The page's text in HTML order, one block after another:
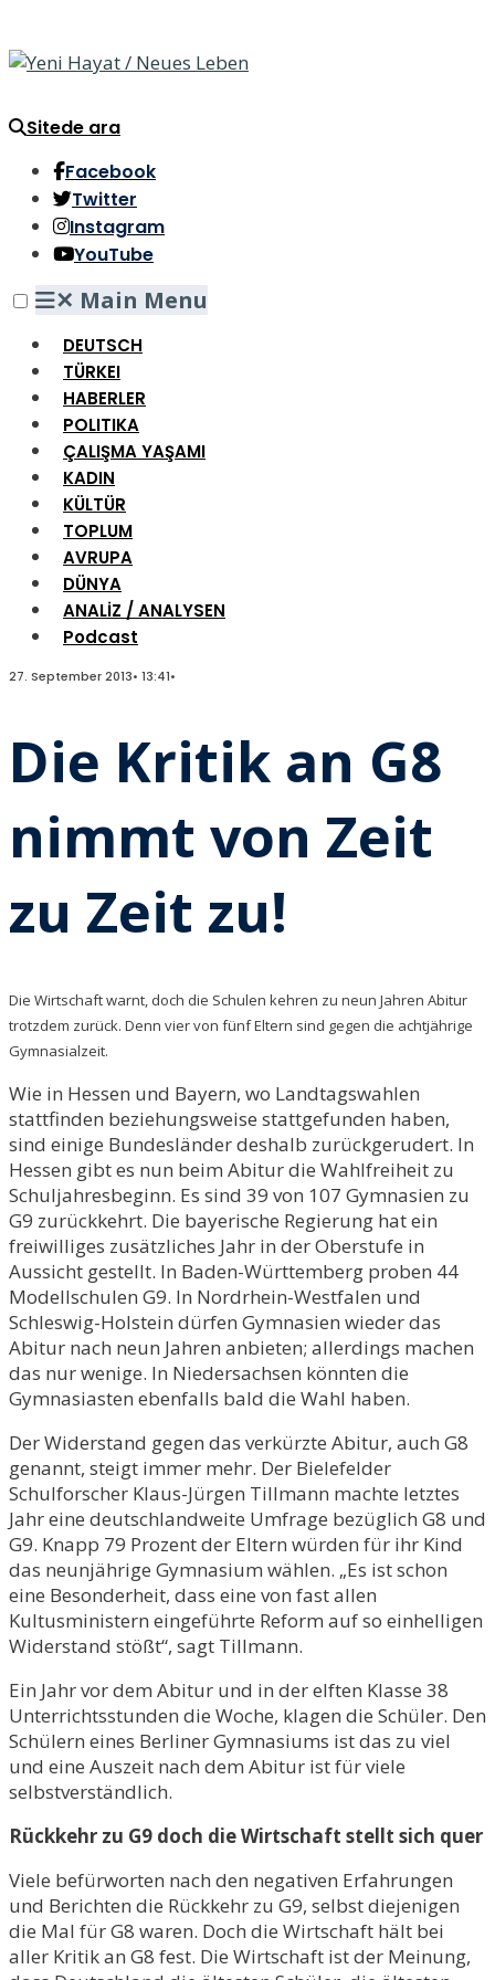
Sitede ara
Facebook
Twitter
Instagram
YouTube
✕ Main Menu
DEUTSCH
TÜRKEI
HABERLER
POLITIKA
ÇALIŞMA YAŞAMI
KADIN
KÜLTÜR
TOPLUM
AVRUPA
DÜNYA
ANALİZ / ANALYSEN
Podcast
27. September 2013• 13:41•
Die Kritik an G8
nimmt von Zeit
zu Zeit zu!
Die Wirtschaft warnt, doch die Schulen kehren zu neun Jahren Abitur
trotzdem zurück. Denn vier von fünf Eltern sind gegen die achtjährige
Gymnasialzeit.
Wie in Hessen und Bayern, wo Landtagswahlen
stattfinden beziehungsweise stattgefunden haben,
sind einige Bundesländer deshalb zurückgerudert. In
Hessen gibt es nun beim Abitur die Wahlfreiheit zu
Schuljahresbeginn. Es sind 39 von 107 Gymnasien zu
G9 zurückkehrt. Die bayerische Regierung hat ein
freiwilliges zusätzliches Jahr in der Oberstufe in
Aussicht gestellt. In Baden-Württemberg proben 44
Modellschulen G9. In Nordrhein-Westfalen und
Schleswig-Holstein dürfen Gymnasien wieder das
Abitur nach neun Jahren anbieten; allerdings machen
das nur wenige. In Niedersachsen könnten die
Gymnasiasten ebenfalls bald die Wahl haben.
Der Widerstand gegen das verkürzte Abitur, auch G8
genannt, steigt immer mehr. Der Bielefelder
Schulforscher Klaus-Jürgen Tillmann machte letztes
Jahr eine deutschlandweite Umfrage bezüglich G8 und
G9. Knapp 79 Prozent der Eltern würden für ihr Kind
das neunjährige Gymnasium wählen. „Es ist schon
eine Besonderheit, dass eine von fast allen
Kultusministern eingeführte Reform auf so einhelligen
Widerstand stößt“, sagt Tillmann.
Ein Jahr vor dem Abitur und in der elften Klasse 38
Unterrichtsstunden die Woche, klagen die Schüler. Den
Schülern eines Berliner Gymnasiums ist das zu viel
und eine Auszeit nach dem Abitur ist für viele
selbstverständlich.
Rückkehr zu G9 doch die Wirtschaft stellt sich quer
Viele befürworten nach den negativen Erfahrungen
und Berichten die Rückkehr zu G9, selbst diejenigen
die Mal für G8 waren. Doch die Wirtschaft hält bei
aller Kritik an G8 fest. Die Wirtschaft ist der Meinung,